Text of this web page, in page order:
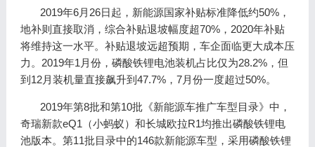
2019年6月26日起，新能源国家补贴标准降低约50%，
地补则直接取消，综合补贴退坡幅度超70%，2020年补贴
将维持这一水平。补贴退坡远超预期，车企面临更大成本压
力。2019年1月份，磷酸铁锂电池装机占比仅为28.2%，但
到12月装机量直接飙升到47.7%，7月份一度超过50%。
2019年第8批和第10批《新能源车推广车型目录》中，
奇瑞新款eQ1（小蚂蚁）和长城欧拉R1均推出磷酸铁锂电
池版本。第11批目录中的146款新能源车型，采用磷酸铁锂